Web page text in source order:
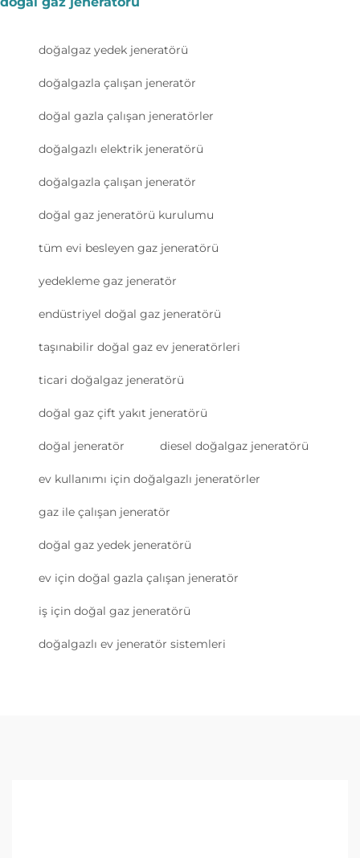
doğalgaz yedek jeneratörü
doğalgazla çalışan jeneratör
doğal gazla çalışan jeneratörler
doğalgazlı elektrik jeneratörü
doğalgazla çalışan jeneratör
doğal gaz jeneratörü kurulumu
tüm evi besleyen gaz jeneratörü
yedekleme gaz jeneratör
endüstriyel doğal gaz jeneratörü
taşınabilir doğal gaz ev jeneratörleri
ticari doğalgaz jeneratörü
doğal gaz çift yakıt jeneratörü
doğal jeneratör diesel doğalgaz jeneratörü
ev kullanımı için doğalgazlı jeneratörler
gaz ile çalışan jeneratör
doğal gaz yedek jeneratörü
ev için doğal gazla çalışan jeneratör
iş için doğal gaz jeneratörü
doğalgazlı ev jeneratör sistemleri